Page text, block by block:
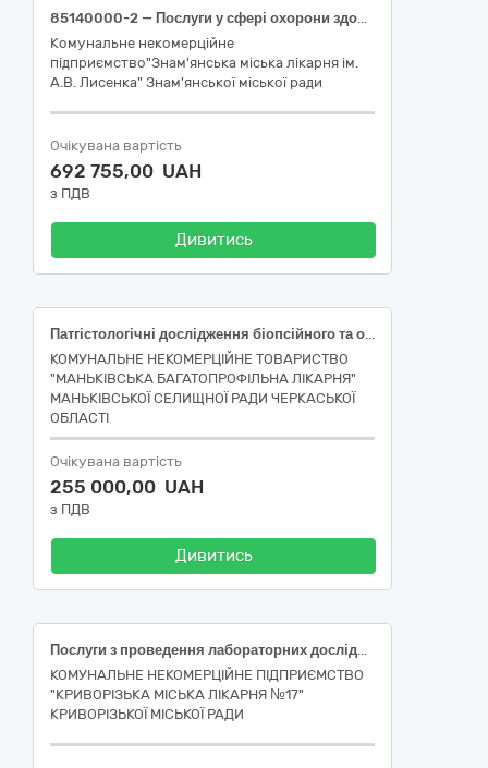
85140000-2 — Послуги у сфері охорони здоров’я різні (Послуги з розшифрування, опису та інтерпретації даних досліджень мультизрізової комп’ютерної томографії, рентгенографії та мамографії із застосуванням телемедичних технологій)
Комунальне некомерційне
підприємство"Знам'янська міська лікарня ім.
А.В. Лисенка" Знам'янської міської ради
Очікувана вартість
692 755,00 UAH
з ПДВ
Дивитись
Патгістологічні дослідження біопсійного та операційного матеріалу
КОМУНАЛЬНЕ НЕКОМЕРЦІЙНЕ ТОВАРИСТВО
"МАНЬКІВСЬКА БАГАТОПРОФІЛЬНА ЛІКАРНЯ"
МАНЬКІВСЬКОЇ СЕЛИЩНОЇ РАДИ ЧЕРКАСЬКОЇ
ОБЛАСТІ
Очікувана вартість
255 000,00 UAH
з ПДВ
Дивитись
Послуги з проведення лабораторних досліджень (за кодом за ДК 021:2015 85140000-2 Послуги у сфері охорони здоров’я різні)
КОМУНАЛЬНЕ НЕКОМЕРЦІЙНЕ ПІДПРИЄМСТВО
"КРИВОРІЗЬКА МІСЬКА ЛІКАРНЯ №17"
КРИВОРІЗЬКОЇ МІСЬКОЇ РАДИ